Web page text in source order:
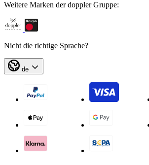
Weitere Marken der doppler Gruppe:
Nicht die richtige Sprache?
de